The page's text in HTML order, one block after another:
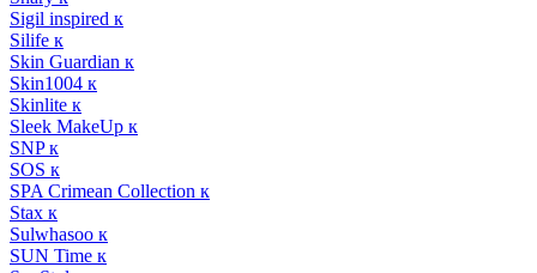
Sigil inspired к
Silife к
Skin Guardian к
Skin1004 к
Skinlite к
Sleek MakeUp к
SNP к
SOS к
SPA Crimean Collection к
Stax к
Sulwhasoo к
SUN Time к